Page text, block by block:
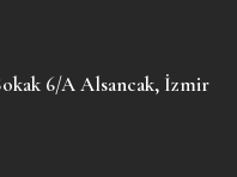
6/A Alsancak, İzmir